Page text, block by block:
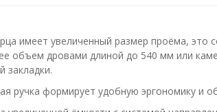
имеет увеличенный размер проёма, это
объем дровами длиной до 540 мм или
закладки.
ручка формирует удобную эргономику и